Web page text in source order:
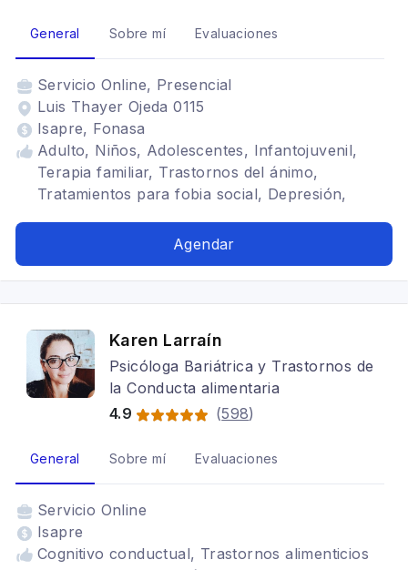
General Sobre mí Evaluaciones
Servicio Online, Presencial
Luis Thayer Ojeda 0115
Isapre, Fonasa
Adulto, Niños, Adolescentes, Infantojuvenil,
Terapia familiar, Trastornos del ánimo,
Tratamientos para fobia social, Depresión,
Bipolaridad, Terapia para la ansiedad
Agendar
Karen Larraín
Psicóloga Bariátrica y Trastornos de
la Conducta alimentaria
4.9
(598)
General Sobre mí Evaluaciones
Servicio Online
Isapre
Cognitivo conductual, Trastornos alimenticios